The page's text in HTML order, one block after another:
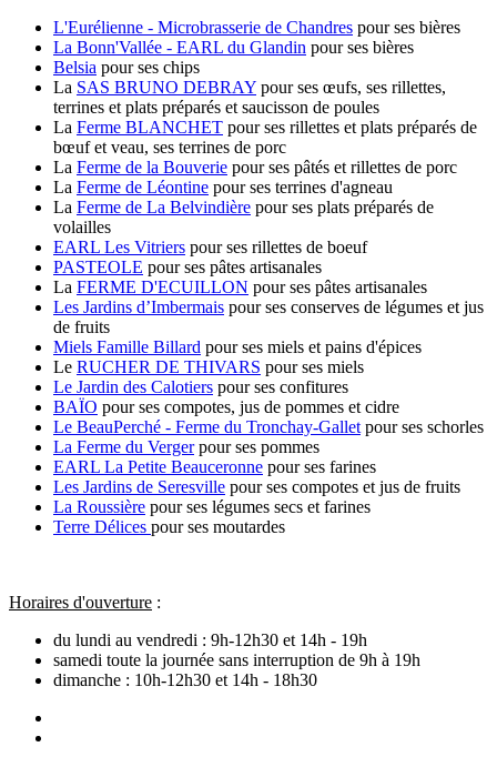
L'Eurélienne - Microbrasserie de Chandres pour ses bières
La Bonn'Vallée - EARL du Glandin pour ses bières
Belsia pour ses chips
La SAS BRUNO DEBRAY pour ses œufs, ses rillettes,
terrines et plats préparés et saucisson de poules
La Ferme BLANCHET pour ses rillettes et plats préparés de
bœuf et veau, ses terrines de porc
La Ferme de la Bouverie pour ses pâtés et rillettes de porc
La Ferme de Léontine pour ses terrines d'agneau
La Ferme de La Belvindière pour ses plats préparés de
volailles
EARL Les Vitriers pour ses rillettes de boeuf
PASTEOLE pour ses pâtes artisanales
La FERME D'ECUILLON pour ses pâtes artisanales
Les Jardins d’Imbermais pour ses conserves de légumes et jus
de fruits
Miels Famille Billard pour ses miels et pains d'épices
Le RUCHER DE THIVARS pour ses miels
Le Jardin des Calotiers pour ses confitures
BAÏO pour ses compotes, jus de pommes et cidre
Le BeauPerché - Ferme du Tronchay-Gallet pour ses schorles
La Ferme du Vergerpour ses pommes
EARL La Petite Beauceronne pour ses farines
Les Jardins de Seresville pour ses compotes et jus de fruits
La Roussière pour ses légumes secs et farines
Terre Délices pour ses moutardes
Horaires d'ouverture :
du lundi au vendredi : 9h-12h30 et 14h - 19h
samedi toute la journée sans interruption de 9h à 19h
dimanche : 10h-12h30 et 14h - 18h30